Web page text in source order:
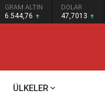
GRAM ALTIN
6.544,76
DOLAR
47,7013
ÜLKELER